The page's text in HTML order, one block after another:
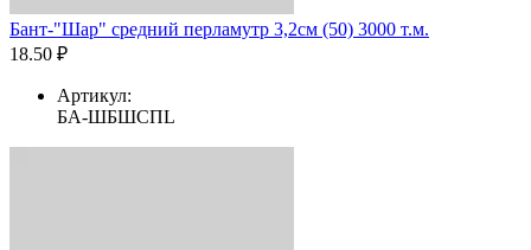
Бант-"Шар" средний перламутр 3,2см (50) 3000 т.м.
18.50 ₽
Артикул:
БА-ШБШСПL